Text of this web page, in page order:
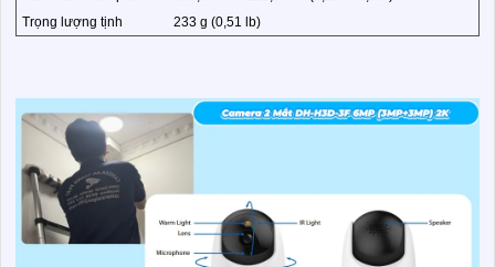
Trọng lượng tịnh
233 g (0,51 lb)